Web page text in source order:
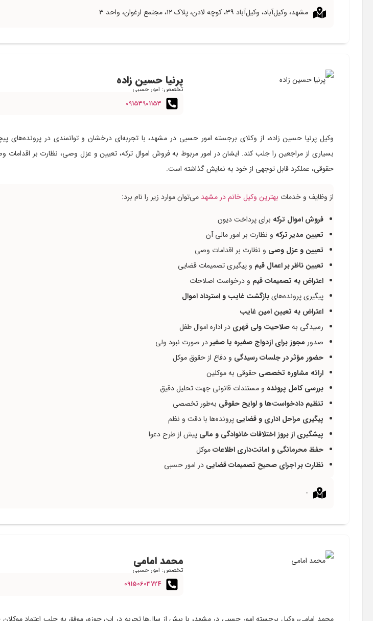
مشهد، وکیل‌آباد، وکیل‌آباد ۳۹، کوچه لادن، پلاک ۱۲، مجتمع ارغوان، واحد ۳
پرنیا حسین زاده
تخصص: امور حسبی
09153901153
وکیل پرنیا حسین زاده، از وکلای برجسته امور حسبی در مشهد، با تجربه‌ای درخشان و توانمندی در پرونده‌های
بسیاری از مراجعین را جلب کند. ایشان در امور مربوط به فروش اموال ترکه، تعیین و عزل وصی، نظارت بر
حقوقی، عملکرد قابل توجهی از خود به نمایش گذاشته است.
از وظایف و خدمات بهترین وکیل خانم در مشهد می‌توان موارد زیر را نام برد:
فروش اموال ترکه برای پرداخت دیون
تعیین مدیر ترکه و نظارت بر امور مالی آن
تعیین و عزل وصی و نظارت بر اقدامات وصی
تعیین ناظر بر اعمال قیم و پیگیری تصمیمات قضایی
اعتراض به تصمیمات قیم و درخواست اصلاحات
پیگیری پرونده‌هایبازگشت غایب و استرداد اموال
اعتراض به تعیین امین غایب
رسیدگی بهصلاحیت ولی قهری در اداره اموال طفل
صدور مجوز برای ازدواج صغیره یا صغیردر صورت نبود ولی
حضور مؤثر در جلسات رسیدگی و دفاع از حقوق موکل
ارائه مشاوره تخصصی حقوقی به موکلین
بررسی کامل پرونده و مستندات قانونی جهت تحلیل دقیق
تنظیم دادخواست‌ها و لوایح حقوقی به‌طور تخصصی
پیگیری مراحل اداری و قضایی پرونده‌ها با دقت و نظم
پیشگیری از بروز اختلافات خانوادگی و مالی پیش از طرح دعوا
حفظ محرمانگی و امانت‌داری اطلاعاتموکل
نظارت بر اجرای صحیح تصمیمات قضایی در امور حسبی
-
محمد امامی
تخصص: امور حسبی
09150603724